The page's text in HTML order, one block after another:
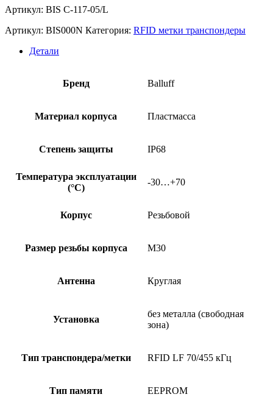
Артикул: BIS C-117-05/L
Артикул: BIS000N Категория: RFID метки транспондеры
Детали
Бренд Balluff
Материал корпуса Пластмасса
Степень защиты IP68
Температура эксплуатации
(°C)
-30…+70
Корпус Резьбовой
Размер резьбы корпуса M30
Антенна Круглая
Установка
без металла (свободная
зона)
Тип транспондера/метки RFID LF 70/455 кГц
Тип памяти EEPROM